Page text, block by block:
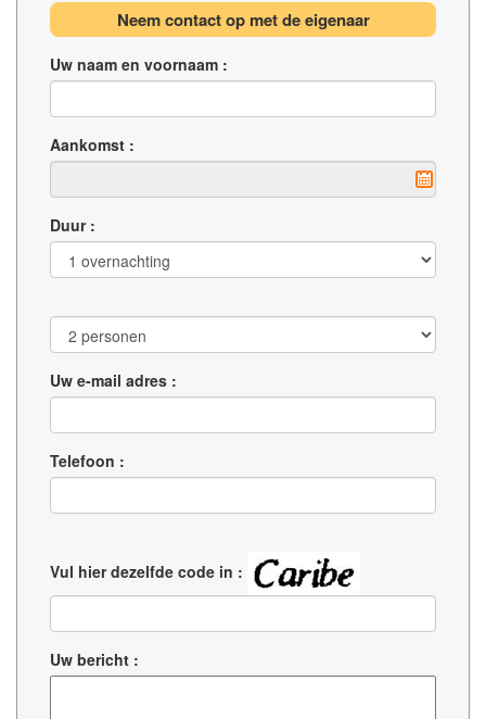
Neem contact op met de eigenaar
Uw naam en voornaam :
Aankomst :
Duur :
Uw e-mail adres :
Telefoon :
Vul hier dezelfde code in :
Uw bericht :